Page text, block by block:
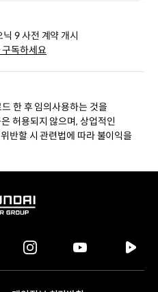
9 사전 계약 개시
독하세요
한 후 임의사용하는 것을
허용되지 않으며, 상업적인
반할 시 관련법에 따라 불이익을
instagram
tv